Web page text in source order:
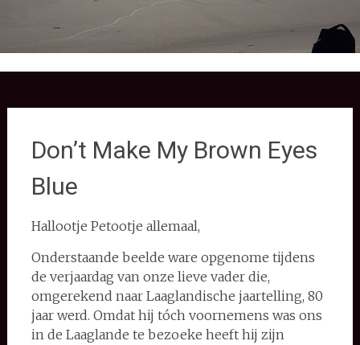
Don’t Make My Brown Eyes
Blue
Hallootje Petootje allemaal,
Onderstaande beelde ware opgenome tijdens
de verjaardag van onze lieve vader die,
omgerekend naar Laaglandische jaartelling, 80
jaar werd. Omdat hij tóch voornemens was ons
in de Laaglande te bezoeke heeft hij zijn